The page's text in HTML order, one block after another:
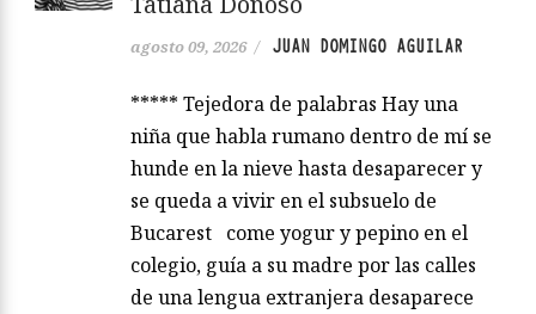
agosto 09, 2026 / JUAN DOMINGO AGUILAR
***** Tejedora de palabras Hay una
niña que habla rumano dentro de mí se
hunde en la nieve hasta desaparecer y
se queda a vivir en el subsuelo de
Bucarest come yogur y pepino en el
colegio, guía a su madre por las calles
de una lengua extranjera desaparece